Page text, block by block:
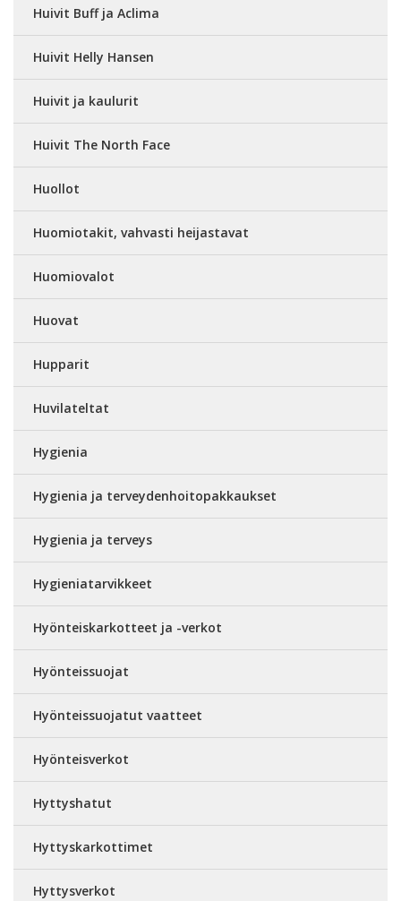
Huivit Buff ja Aclima
Huivit Helly Hansen
Huivit ja kaulurit
Huivit The North Face
Huollot
Huomiotakit, vahvasti heijastavat
Huomiovalot
Huovat
Hupparit
Huvilateltat
Hygienia
Hygienia ja terveydenhoitopakkaukset
Hygienia ja terveys
Hygieniatarvikkeet
Hyönteiskarkotteet ja -verkot
Hyönteissuojat
Hyönteissuojatut vaatteet
Hyönteisverkot
Hyttyshatut
Hyttyskarkottimet
Hyttysverkot